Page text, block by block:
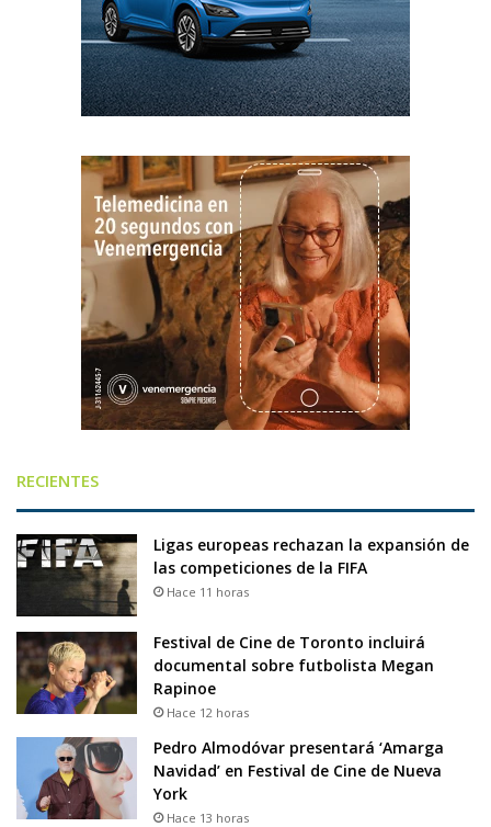
RECIENTES
Ligas europeas rechazan la expansión de
las competiciones de la FIFA
Hace 11 horas
Festival de Cine de Toronto incluirá
documental sobre futbolista Megan
Rapinoe
Hace 12 horas
Pedro Almodóvar presentará ‘Amarga
Navidad’ en Festival de Cine de Nueva
York
Hace 13 horas